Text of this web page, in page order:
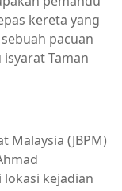
kereta yang
pacuan
Taman
Malaysia (JBPM)
kejadian